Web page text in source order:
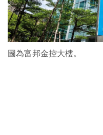
圖為富邦金控大樓。